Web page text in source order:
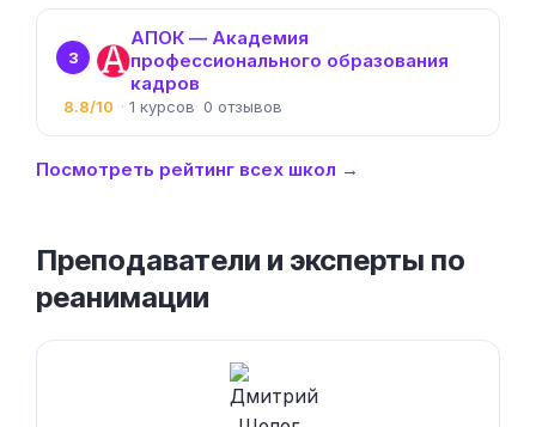
3
АПОК — Академия
профессионального образования
кадров
8.8/10 1 0
Посмотреть рейтинг всех школ →
Преподаватели и эксперты по
реанимации